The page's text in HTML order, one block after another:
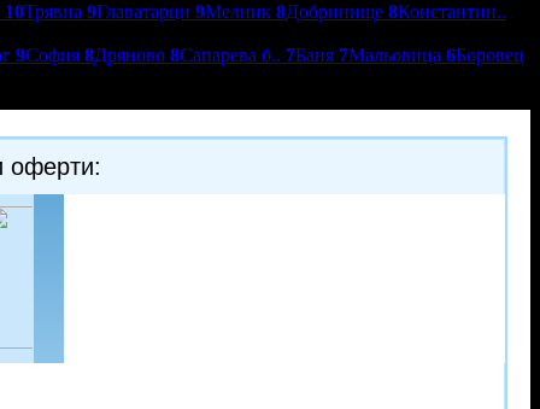
10Трявна 9Главатарци 9Мелник 8Добринище 8Константин..
9София 8Дряново 8Сапарева б.. 7Баня 7Мальовица 6Боровец
оферти: